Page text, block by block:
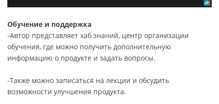
Обучение и поддержка
-Автор представляет хаб знаний, центр организации
обучения, где можно получить дополнительную
информацию о продукте и задать вопросы.
-Также можно записаться на лекции и обсудить
возможности улучшения продукта.